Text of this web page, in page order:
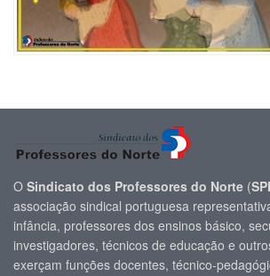
O Sindicato dos Professores do Norte (
associação sindical portuguesa
infância, professores dos ensinos básico,
investigadores, técnicos de educação e
exerçam funções docentes, técnico-